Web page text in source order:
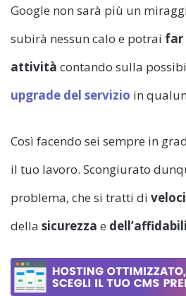
Google non sarà più un
subirà nessun calo e potrai far
attività contando sulla
upgrade del servizio in
Così facendo sei sempre in
il tuo lavoro. Scongiurato
problema, che si tratti di
della sicurezza e